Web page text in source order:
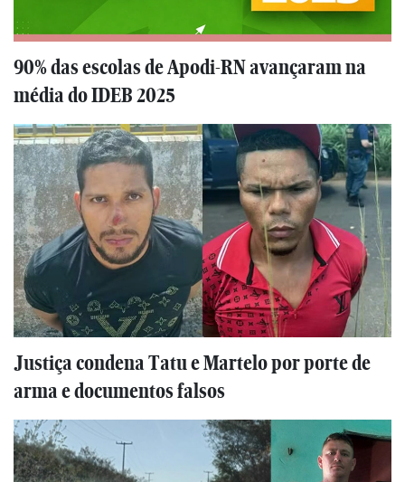
90% das escolas de Apodi-RN avançaram na
média do IDEB 2025
Justiça condena Tatu e Martelo por porte de
arma e documentos falsos